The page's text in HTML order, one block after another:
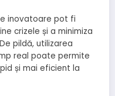
inovatoare pot fi
crizele și a minimiza
pildă, utilizarea
real poate permite
și mai eficient la